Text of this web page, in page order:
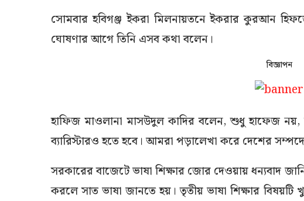
সোমবার হবিগঞ্জ ইকরা মিলনায়তনে ইকরার কুরআন
ঘোষণার আগে তিনি এসব কথা বলেন।
বিজ্ঞাপন
হাফিজ মাওলানা মাসউদুল কাদির বলেন, শুধু হাফেজ নয়,
ব্যারিস্টারও হতে হবে। আমরা পড়ালেখা করে দেশের
সরকারের বাজেটে ভাষা শিক্ষার জোর দেওয়ায় ধন্যবাদ
করলে সাত ভাষা জানতে হয়। তৃতীয় ভাষা শিক্ষার বিষয়টি